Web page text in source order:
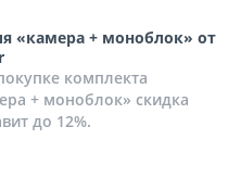
«камера + моноблок» от
комплекта
+ моноблок» скидка
до 12%.